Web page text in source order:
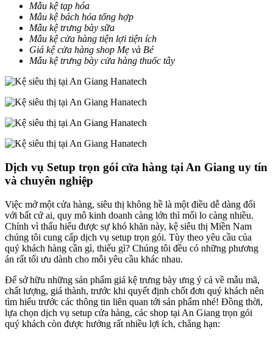
Mẫu kệ tạp hóa
Mẫu kệ bách hóa tổng hợp
Mẫu kệ trưng bày sữa
Mẫu kệ cửa hàng tiện lợi tiện ích
Giá kệ cửa hàng shop Mẹ và Bé
Mẫu kệ trưng bày cửa hàng thuốc tây
Dịch vụ Setup trọn gói cửa hàng tại An Giang uy tín
và chuyên nghiệp
Việc mở một cửa hàng, siêu thị không hề là một điều dễ dàng đối
với bất cứ ai, quy mô kinh doanh càng lớn thì mối lo càng nhiều.
Chính vì thấu hiểu được sự khó khăn này, kệ siêu thị Miền Nam
chúng tôi cung cấp dịch vụ setup trọn gói. Tùy theo yêu cầu của
quý khách hàng cần gì, thiếu gì? Chúng tôi đều có những phương
án rất tối ưu dành cho mỗi yêu cầu khác nhau.
Để sở hữu những sản phẩm giá kệ trưng bày ưng ý cả về mẫu mã,
chất lượng, giá thành, trước khi quyết định chốt đơn quý khách nên
tìm hiểu trước các thông tin liên quan tới sản phẩm nhé! Đồng thời,
lựa chọn dịch vụ setup cửa hàng, các shop tại An Giang trọn gói
quý khách còn được hưởng rất nhiều lợi ích, chẳng hạn: